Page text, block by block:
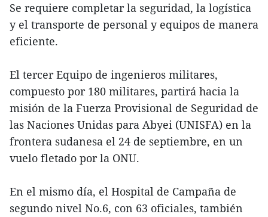
Se requiere completar la seguridad, la logística
y el transporte de personal y equipos de manera
eficiente.
El tercer Equipo de ingenieros militares,
compuesto por 180 militares, partirá hacia la
misión de la Fuerza Provisional de Seguridad de
las Naciones Unidas para Abyei (UNISFA) en la
frontera sudanesa el 24 de septiembre, en un
vuelo fletado por la ONU.
En el mismo día, el Hospital de Campaña de
segundo nivel No.6, con 63 oficiales, también